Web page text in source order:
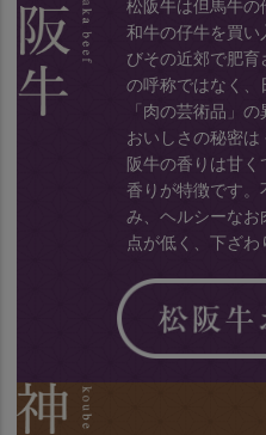
松阪牛は但馬牛
和牛の仔牛を買い
びその近郊で肥育
の呼称ではなく
「肉の芸術品」
おいしさの秘密
阪牛の香りは甘
香りが特徴です。
み、ヘルシーなお
点が低く、下ざわ